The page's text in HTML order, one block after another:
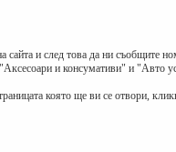
и след това да ни съобщите
и консумативи" и "Авто
която ще ви се отвори,